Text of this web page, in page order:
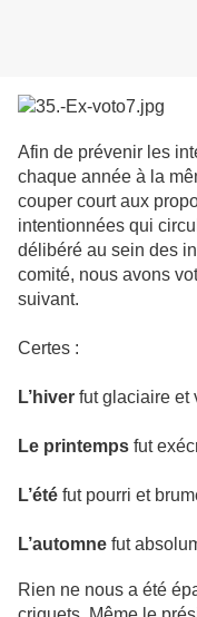
Afin de prévenir les
chaque année à la
couper court aux
intentionnées qui
délibéré au sein des
comité, nous avons
suivant.
Certes :
L’hiver fut glaciaire et
Le printemps fut
L’été fut pourri et
L’automne fut
Rien ne nous a été